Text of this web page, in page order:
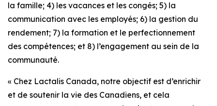
la famille; 4) les vacances et les congés; 5) la
communication avec les employés; 6) la gestion du
rendement; 7) la formation et le perfectionnement
des compétences; et 8) l’engagement au sein de la
communauté.
« Chez Lactalis Canada, notre objectif est d’enrichir
et de soutenir la vie des Canadiens, et cela